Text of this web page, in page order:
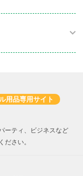
用品専用サイト
ーティ、ビジネスなど
ださい。